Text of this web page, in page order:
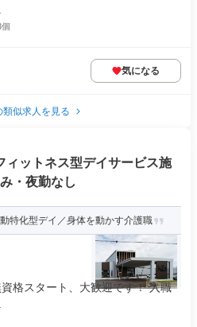
気になる
類似求人を見る
ィットネス型デイサービス施
・夜勤なし
特化型デイ／身体を動かす介護職
格スタート、大歓迎です！ 入職